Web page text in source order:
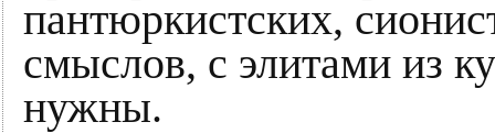
пантюркистских,
смыслов, с элитами из
нужны.